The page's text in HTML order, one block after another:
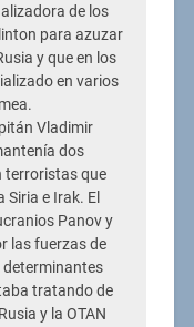
de los
para azuzar
y que en los
en varios
Vladimir
dos
terroristas que
Siria e Irak. El
Panov y
las fuerzas de
determinantes
tratando de
y la OTAN